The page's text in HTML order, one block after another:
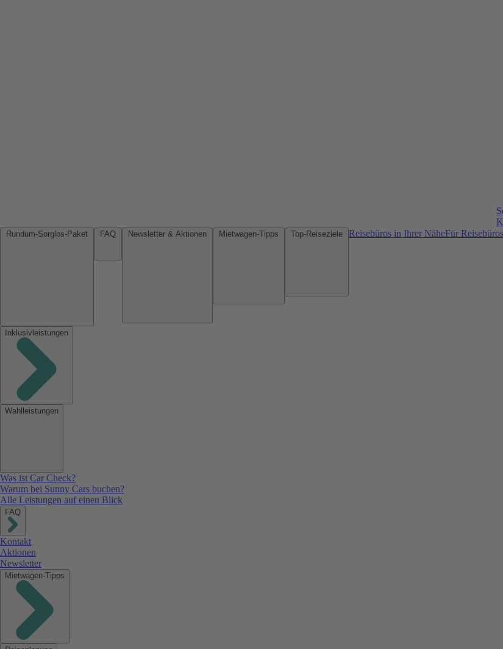
Reisebüros in Ihrer NäheFür Reisebüros
Inklusivleistungen
Wahlleistungen
Was ist Car Check?
Warum bei Sunny Cars buchen?
Alle Leistungen auf einen Blick
FAQ
Kontakt
Aktionen
Newsletter
Mietwagen-Tipps